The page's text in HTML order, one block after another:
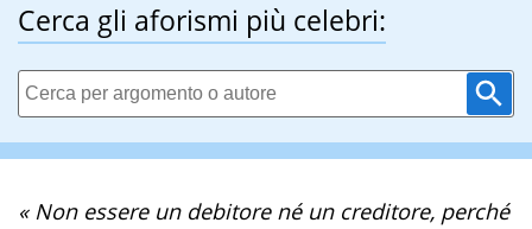
Cerca gli aforismi più celebri:
« Non essere un debitore né un creditore, perché